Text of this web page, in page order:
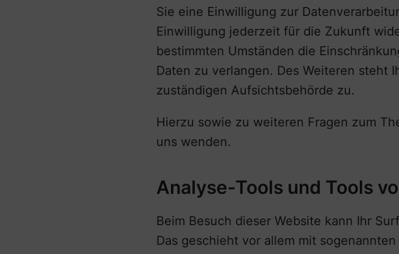
Sie eine Einwilligung zur
Einwilligung jederzeit für die Zukunft
bestimmten Umständen die
Daten zu verlangen. Des Weiteren steht
zuständigen Aufsichtsbehörde zu.
Hierzu sowie zu weiteren Fragen zum
uns wenden.
Analyse-Tools und Tools
Beim Besuch dieser Website kann Ihr
Das geschieht vor allem mit